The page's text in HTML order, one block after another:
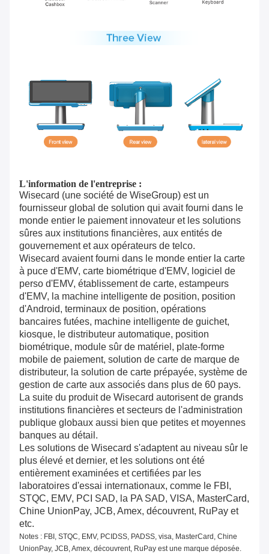
L'information de l'entreprise :
Wisecard (une société de WiseGroup) est un
fournisseur global de solution qui avait fourni dans le
monde entier le paiement innovateur et les solutions
sûres aux institutions financières, aux entités de
gouvernement et aux opérateurs de telco.
Wisecard avaient fourni dans le monde entier la carte
à puce d'EMV, carte biométrique d'EMV, logiciel de
perso d'EMV, établissement de carte, estampeurs
d'EMV, la machine intelligente de position, position
d'Android, terminaux de position, opérations
bancaires futées, machine intelligente de guichet,
kiosque, le distributeur automatique, position
biométrique, module sûr de matériel, plate-forme
mobile de paiement, solution de carte de marque de
distributeur, la solution de carte prépayée, système de
gestion de carte aux associés dans plus de 60 pays.
La suite du produit de Wisecard autorisent de grands
institutions financières et secteurs de l'administration
publique globaux aussi bien que petites et moyennes
banques au détail.
Les solutions de Wisecard s'adaptent au niveau sûr le
plus élevé et dernier, et les solutions ont été
entièrement examinées et certifiées par les
laboratoires d'essai internationaux, comme le FBI,
STQC, EMV, PCI SAD, la PA SAD, VISA, MasterCard,
Chine UnionPay, JCB, Amex, découvrent, RuPay et
etc.
Notes : FBI, STQC, EMV, PCIDSS, PADSS, visa, MasterCard, Chine
UnionPay, JCB, Amex, découvrent, RuPay est une marque déposée.